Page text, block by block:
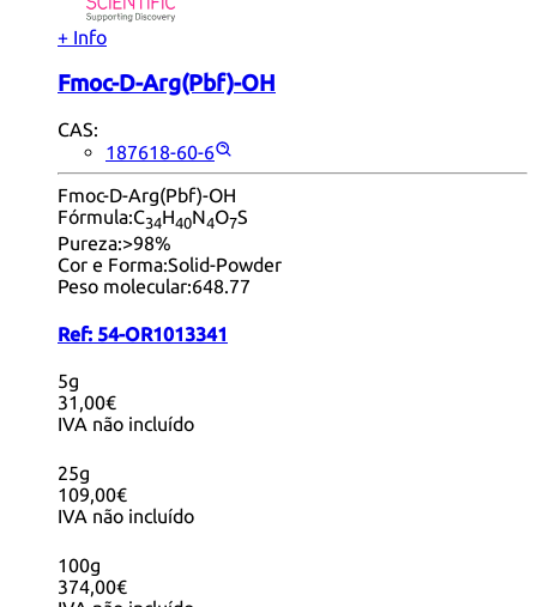
+ Info
Fmoc-D-Arg(Pbf)-OH
CAS:
187618-60-6
Fmoc-D-Arg(Pbf)-OH
Fórmula:C34H40N4O7S
Pureza:>98%
Cor e Forma:Solid-Powder
Peso molecular:648.77
Ref: 54-OR1013341
5g
31,00€
IVA não incluído
25g
109,00€
IVA não incluído
100g
374,00€